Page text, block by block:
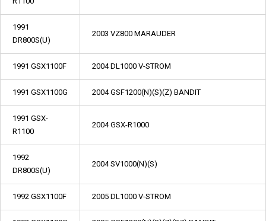
1991
DR800S(U)
2003 VZ800 MARAUDER
1991 GSX1100F 2004 DL1000 V-STROM
1991 GSX1100G 2004 GSF1200(N)(S)(Z) BANDIT
1991 GSX-
R1100
2004 GSX-R1000
1992
DR800S(U)
2004 SV1000(N)(S)
1992 GSX1100F 2005 DL1000 V-STROM